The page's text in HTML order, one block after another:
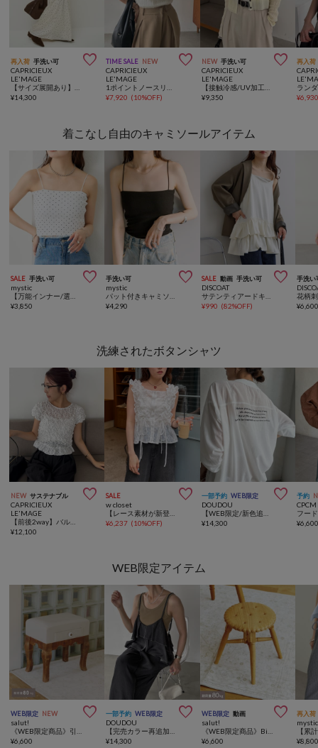
再入荷 手洗い可 
CAPRICIEUX
LE'MAGE
¥14,300
TIME SALE NEW 
CAPRICIEUX
LE'MAGE
¥7,920 (10%OFF)
NEW 手洗い可 
CAPRICIEUX
LE'MAGE
¥9,350
再入荷
¥
着こなし自由のキャミソールアイテム
SALE 手洗い可 
mystic
¥3,850
手洗い可 
mystic
¥4,290
SALE 動画 手洗い可 
DISCOAT
¥990 (82%OFF)
手洗い
¥
洗練されたボタンシャツ
NEW サステナブル 
CAPRICIEUX
LE'MAGE
【前後2way】バルーンドットシャーリングブラウス
¥12,100
SALE 
w closet
【レース素材が新登場！無地/チェック柄】フリフリノースリブラウス
¥6,237 (10%OFF)
一部予約 WEB限定 
DOUDOU
【WEB限定/新色追加】バックロゴシャツカーディガン
¥14,300
予約
CPCM
フー
¥
WEB限定アイテム
WEB限定 NEW 
salut!
¥6,600
一部予約 WEB限定 
DOUDOU
¥14,300
WEB限定 動画 
salut!
¥6,600
再入荷
mystic
¥